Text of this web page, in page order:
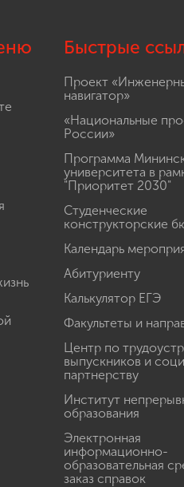
Быстрые
Проект
навигатор»
«Национальные
России»
Программа
университета в
"Приоритет 2030"
Студенческие
конструкторские
Календарь
Абитуриенту
Калькулятор ЕГЭ
Факультеты и
Центр по
выпускников и
партнерству
Институт
образования
Электронная
информационно-
образовательная
заказ справок